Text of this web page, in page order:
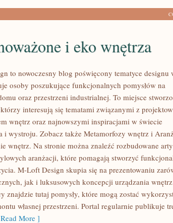
i eko wnętrza
to nowoczesny blog poświęcony tematyce designu
osoby poszukujące funkcjonalnych pomysłów na
oraz przestrzeni industrialnej. To miejsce
interesują się tematami związanymi z
wnętrz oraz najnowszymi inspiracjami w świecie
i wystroju. Zobacz także Metamorfozy wnętrz i
wnętrz. Na stronie można znaleźć rozbudowane
aranżacji, które pomagają stworzyć
M-Loft Design skupia się na prezentowaniu
jak i luksusowych koncepcji urządzania
znajdzie tutaj pomysły, które mogą zostać
własnej przestrzeni. Portal regularnie publikuje
More ]